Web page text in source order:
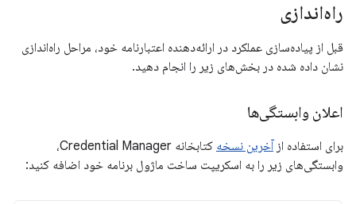
راه‌اندازی
قبل از پیاده‌سازی عملکرد در ارائه‌دهنده اعتبارنامه خود، مراحل راه‌اندازی
نشان داده شده در بخش‌های زیر را انجام دهید.
اعلان وابستگی‌ها
برای استفاده از آخرین نسخه
کتابخانه Credential Manager،
وابستگی‌های زیر را به اسکریپت ساخت ماژول برنامه خود اضافه کنید: